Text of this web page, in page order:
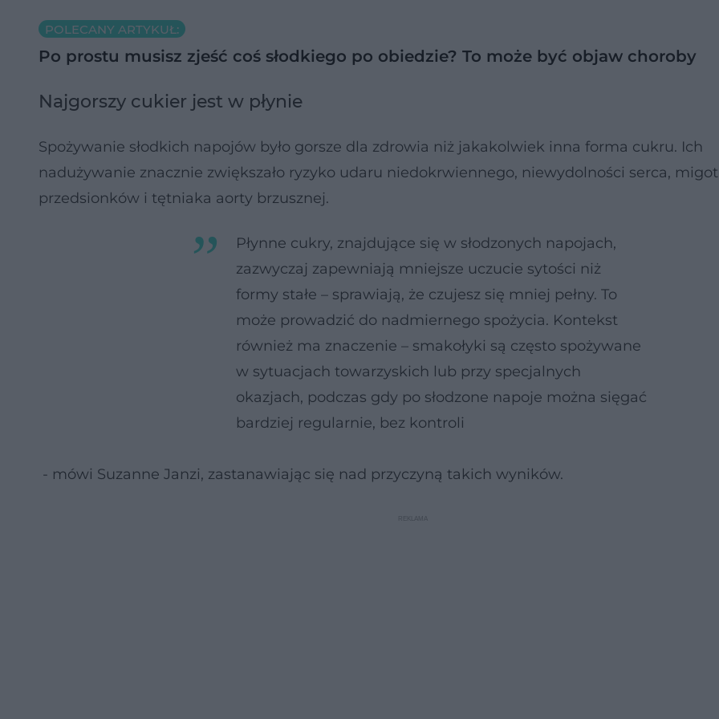
POLECANY ARTYKUŁ:
Po prostu musisz zjeść coś słodkiego po obiedzie? To może być objaw choroby
Najgorszy cukier jest w płynie
Spożywanie słodkich napojów było gorsze dla zdrowia niż jakakolwiek inna forma cukru. Ich
nadużywanie znacznie zwiększało ryzyko udaru niedokrwiennego, niewydolności serca,
przedsionków i tętniaka aorty brzusznej.
Płynne cukry, znajdujące się w słodzonych napojach,
zazwyczaj zapewniają mniejsze uczucie sytości niż
formy stałe – sprawiają, że czujesz się mniej pełny. To
może prowadzić do nadmiernego spożycia. Kontekst
również ma znaczenie – smakołyki są często spożywane
w sytuacjach towarzyskich lub przy specjalnych
okazjach, podczas gdy po słodzone napoje można sięgać
bardziej regularnie, bez kontroli
- mówi Suzanne Janzi, zastanawiając się nad przyczyną takich wyników.